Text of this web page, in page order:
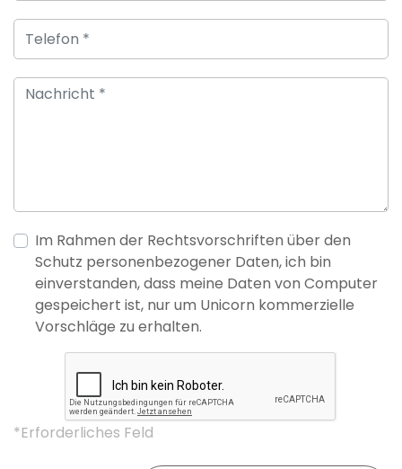
Im Rahmen der Rechtsvorschriften über den
Schutz personenbezogener Daten, ich bin
einverstanden, dass meine Daten von Computer
gespeichert ist, nur um Unicorn kommerzielle
Vorschläge zu erhalten.
*Erforderliches Feld